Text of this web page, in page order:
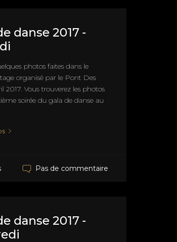
danse 2017 -
photos faites dans le
organisé par le Pont Des
2017. Vous trouverez les photos
soirée du gala de danse au
Pas de commentaire
danse 2017 -